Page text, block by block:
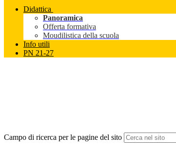
Didattica
Panoramica
Offerta formativa
Moudilistica della scuola
Info utili
PN 21-27
Campo di ricerca per le pagine del sito